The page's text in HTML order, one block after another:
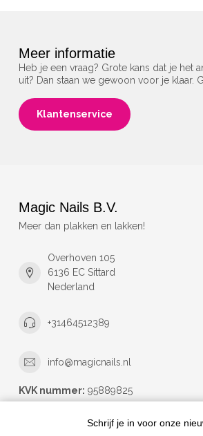
Meer informatie
Heb je een vraag? Grote kans dat je het
uit? Dan staan we gewoon voor je klaar.
Klantenservice
Magic Nails B.V.
Meer dan plakken en lakken!
Overhoven 105
6136 EC Sittard
Nederland
+31464512389
info@magicnails.nl
KVK nummer: 95889825
Schrijf je in voor onze